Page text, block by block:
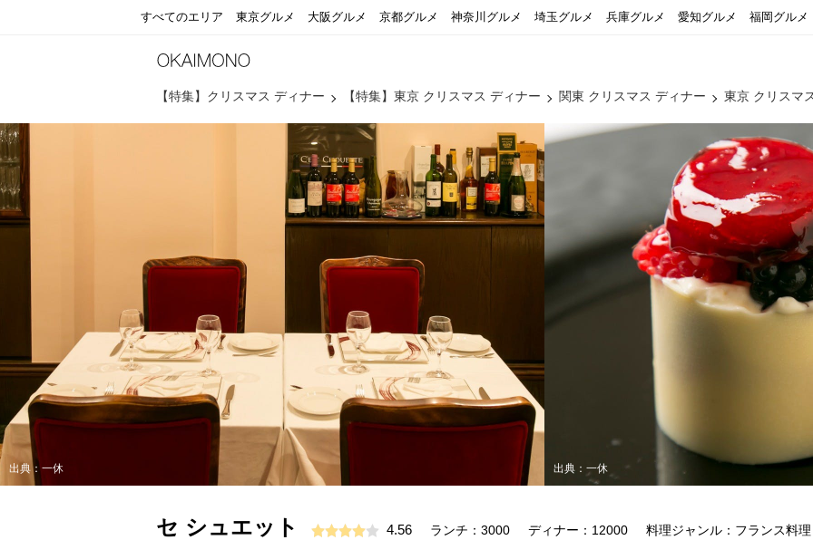
すべてのエリア 東京グルメ 大阪グルメ 京都グルメ 神奈川グルメ 埼玉グルメ 兵庫グルメ 愛知グルメ 福岡グルメ
【特集】クリスマス ディナー 【特集】東京 クリスマス ディナー 関東 クリスマス ディナー 東京 クリスマ
出典：一休 出典：一休
セ シュエット 4.56 ランチ：3000 ディナー：12000 料理ジャンル：フランス料理